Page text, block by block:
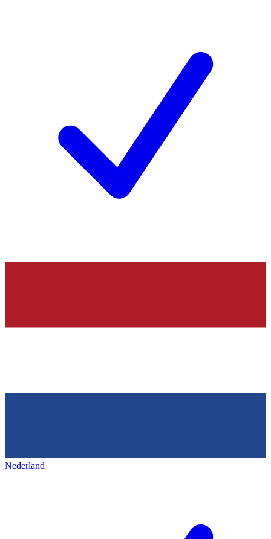
Nederland